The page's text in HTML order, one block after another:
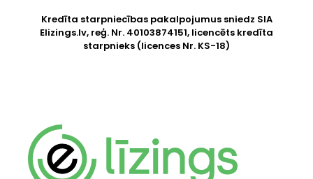
Kredīta starpniecības pakalpojumus sniedz SIA
Elizings.lv, reģ. Nr. 40103874151, licencēts kredīta
starpnieks (licences Nr. KS-18)